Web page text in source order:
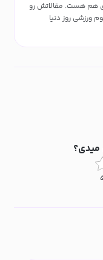
هم هست. مقالاتش رو
ورزشی روز دنیا
میدی؟